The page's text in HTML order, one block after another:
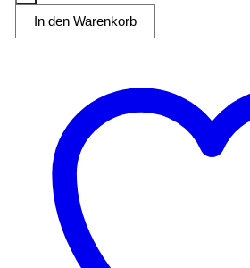
BxT
50x60cm
In den Warenkorb